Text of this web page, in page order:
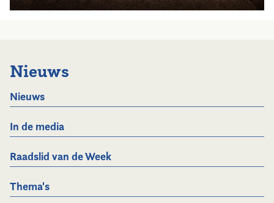
Nieuws
Nieuws
In de media
Raadslid van de Week
Thema's